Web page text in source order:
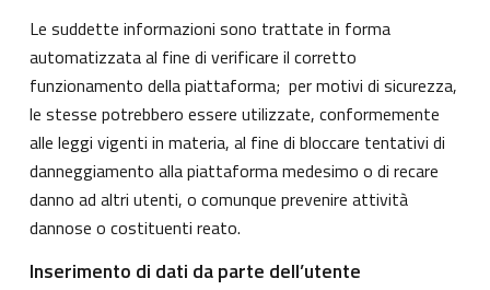
Le suddette informazioni sono trattate in forma
automatizzata al fine di verificare il corretto
funzionamento della piattaforma; per motivi di sicurezza,
le stesse potrebbero essere utilizzate, conformemente
alle leggi vigenti in materia, al fine di bloccare tentativi di
danneggiamento alla piattaforma medesimo o di recare
danno ad altri utenti, o comunque prevenire attività
dannose o costituenti reato.
Inserimento di dati da parte dell’utente